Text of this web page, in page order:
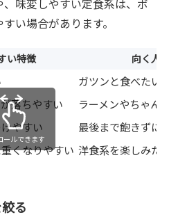
い場合があります。
い特徴 向く人
ガツンと食べたい
落ちやすい
ラーメンやちゃん
やすい
最後まで飽きずに
くなりやすい 洋食系を楽しみた
ールできます
る